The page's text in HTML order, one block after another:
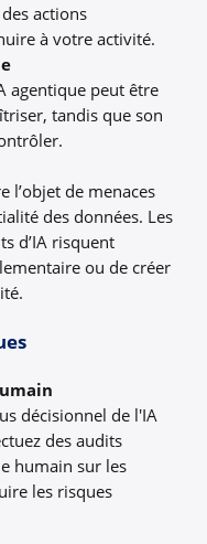
actions
à votre activité.
agentique peut être
tandis que son
l’objet de menaces
des données. Les
d’IA risquent
ou de créer
décisionnel de l'IA
des audits
humain sur les
les risques